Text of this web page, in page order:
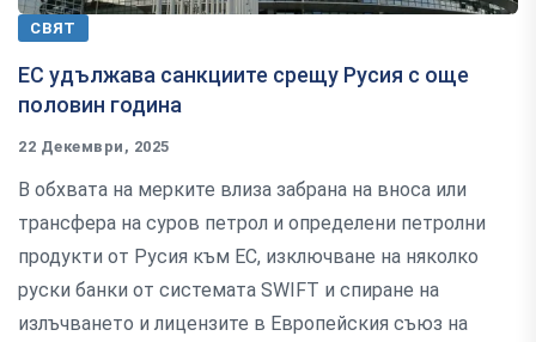
СВЯТ
ЕС удължава санкциите срещу Русия с още
половин година
22 Декември, 2025
В обхвата на мерките влиза забрана на вноса или
трансфера на суров петрол и определени петролни
продукти от Русия към ЕС, изключване на няколко
руски банки от системата SWIFT и спиране на
излъчването и лицензите в Европейския съюз на